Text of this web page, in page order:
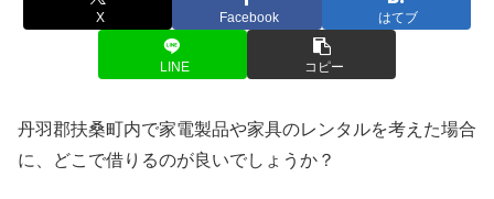
X Facebook はてブ
LINE コピー
丹羽郡扶桑町内で家電製品や家具のレンタルを考えた場合
に、どこで借りるのが良いでしょうか？